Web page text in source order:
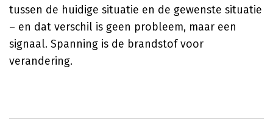
tussen de huidige situatie en de gewenste situatie
– en dat verschil is geen probleem, maar een
signaal. Spanning is de brandstof voor
verandering.